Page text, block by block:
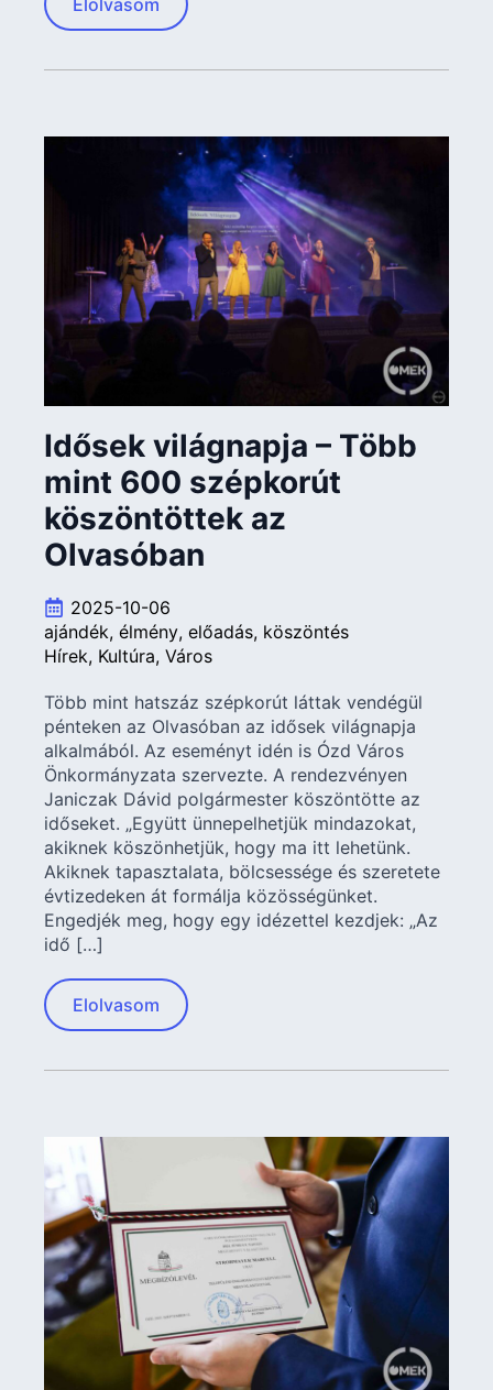
Idősek világnapja – Több
mint 600 szépkorút
köszöntöttek az
Olvasóban
2025-10-06
ajándék élmény előadás köszöntés
Hírek Kultúra Város
Több mint hatszáz szépkorút láttak vendégül
pénteken az Olvasóban az idősek világnapja
alkalmából. Az eseményt idén is Ózd Város
Önkormányzata szervezte. A rendezvényen
Janiczak Dávid polgármester köszöntötte az
időseket. „Együtt ünnepelhetjük mindazokat,
akiknek köszönhetjük, hogy ma itt lehetünk.
Akiknek tapasztalata, bölcsessége és szeretete
évtizedeken át formálja közösségünket.
Engedjék meg, hogy egy idézettel kezdjek: „Az
idő […]
Elolvasom